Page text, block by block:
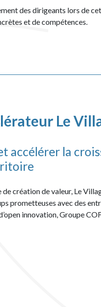
des dirigeants lors de
et de compétences.
Le
accélérer la
création de valeur, Le
prometteuses avec des
innovation, Groupe